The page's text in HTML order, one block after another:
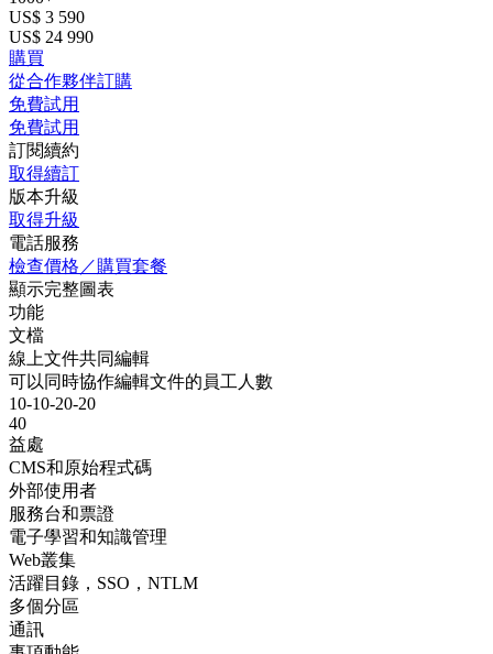
US$ 3 590
US$ 24 990
購買
從合作夥伴訂購
免費試用
免費試用
訂閱續約
取得續訂
版本升級
取得升級
電話服務
檢查價格／購買套餐
顯示完整圖表
功能
文檔
線上文件共同編輯
可以同時協作編輯文件的員工人數
10-10-20-20
40
益處
CMS和原始程式碼
外部使用者
服務台和票證
電子學習和知識管理
Web叢集
活躍目錄，SSO，NTLM
多個分區
通訊